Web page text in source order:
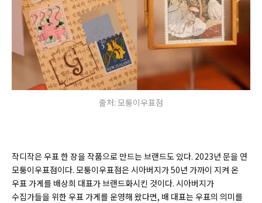
출처: 모퉁이우표점
작디작은 우표 한 장을 작품으로 만드는 브랜드도 있다. 2023년 문을 연
모퉁이우표점이다. 모퉁이우표점은 시아버지가 50년 가까이 지켜 온
우표 가게를 배상희 대표가브랜드화시킨 것이다. 시아버지가
수집가들을 위한 우표 가게를 운영해 왔다면, 배 대표는 우표의 의미를